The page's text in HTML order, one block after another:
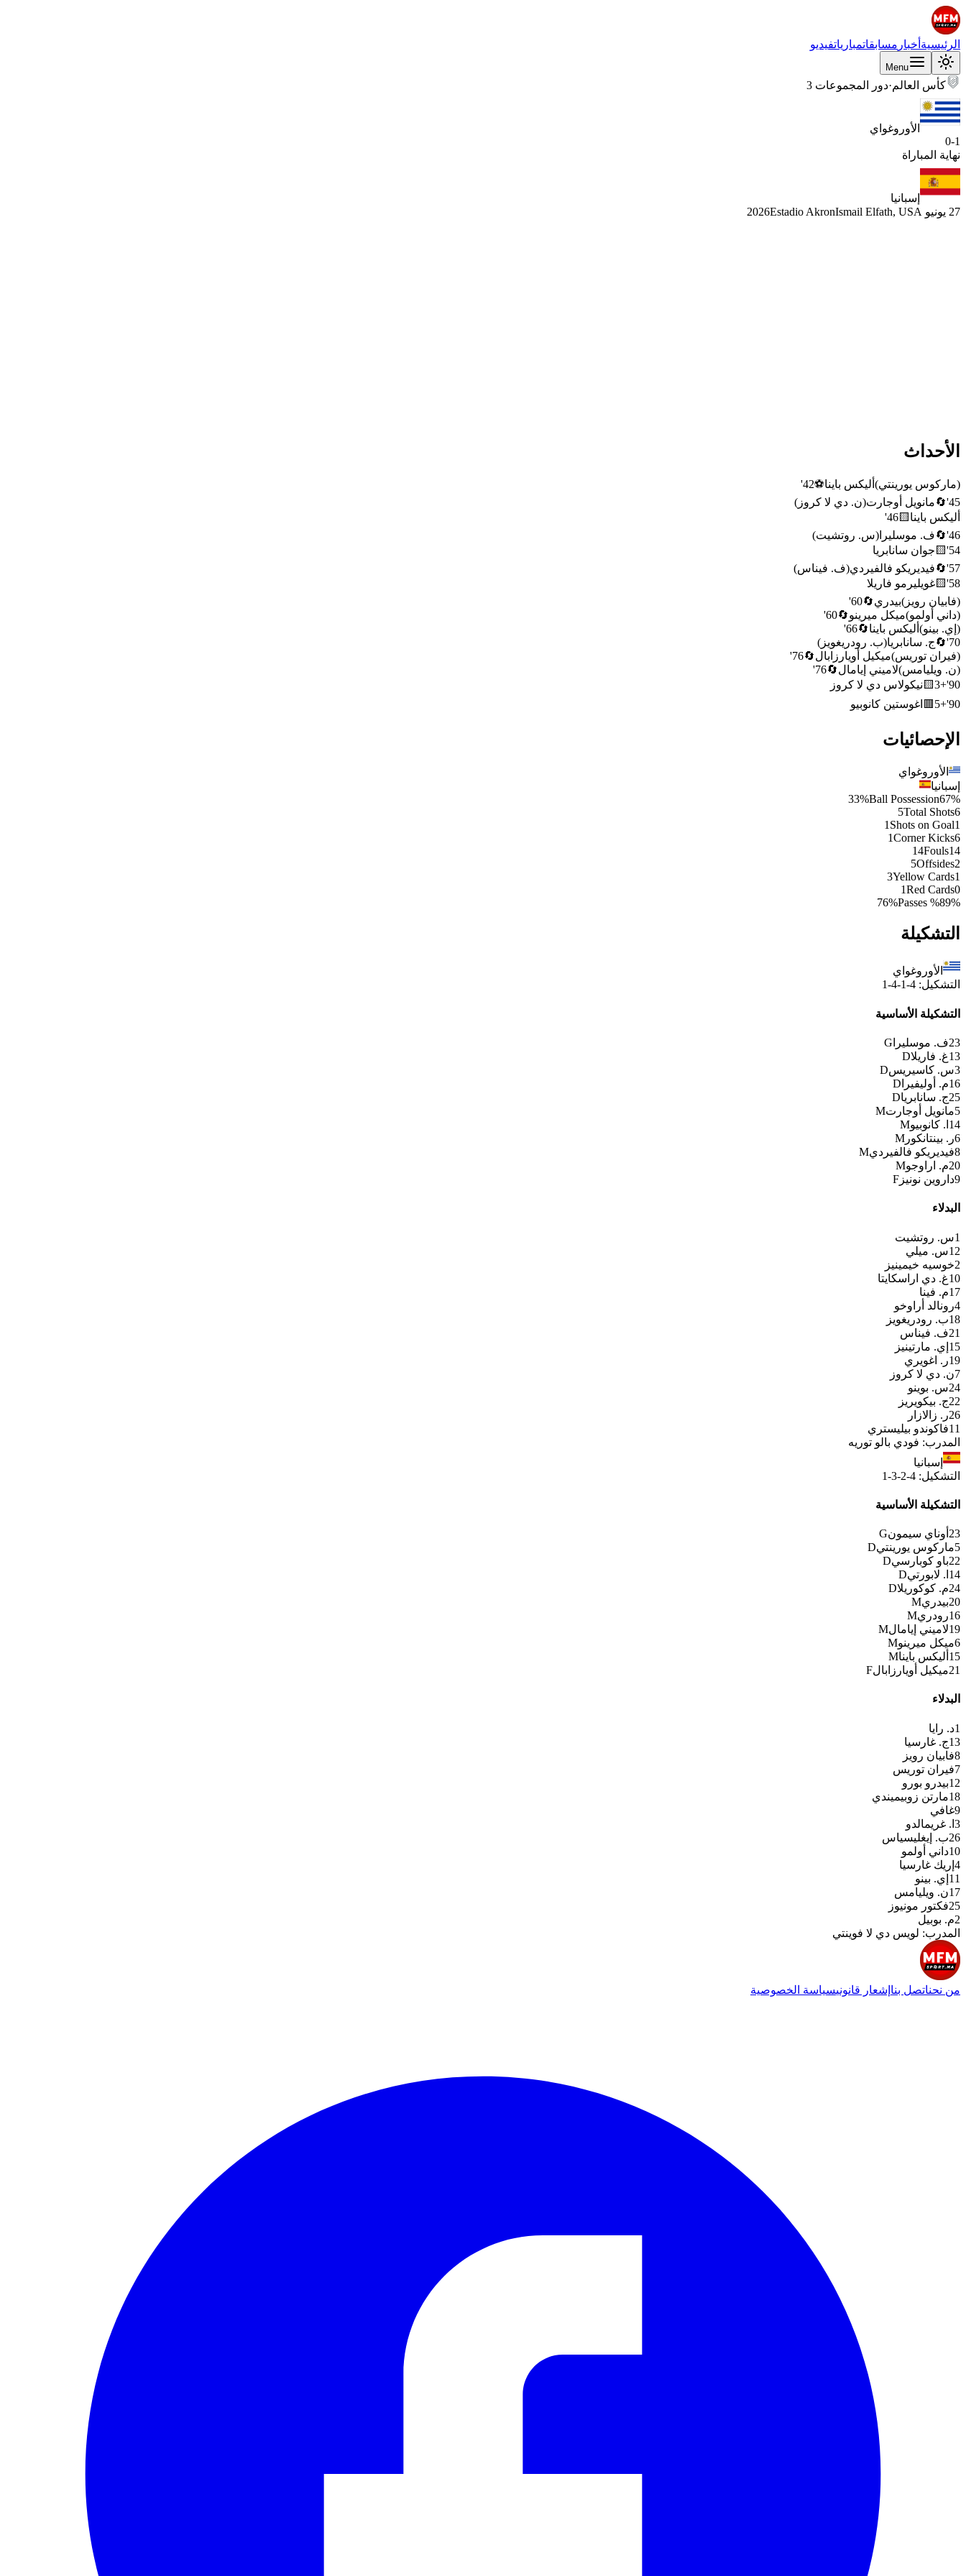
الرئيسية أخبار مسابقاتمبارياتفيديو
Menu
كأس العالم·دور المجموعات 3
الأوروغواي
0-1
نهاية المباراة
إسبانيا
27 يونيو 2026
Estadio AkronIsmail Elfath, USA
الأحداث
(ماركوس يورينتي) أليكس باينا⚽
42
'
45
'
🔄مانويل أوجارت(ن. دي لا كروز )
أليكس باينا 🟨
46
'
46
'
🔄ف. موسليرا (س. روتشيت)
54
'
🟨 جوان سانابريا
57
'
🔄فيديريكو فالفيردي(ف. فيناس)
58
'
🟨غويليرمو فاريلا
(فابيان رويز )بيدري🔄
60
'
(داني أولمو)ميكل ميرينو🔄
60
'
( إي. بينو) أليكس باينا🔄
66
'
70
'
🔄ج. سانابريا(ب. رودريغويز )
(فيران توريس)ميكيل أويارزابال🔄
76
'
(ن. ويليامس)لاميني إيامال🔄
76
'
90
'
+3
🟨 نيكولاس دي لا كروز
90
'
+5
🟥 اغوستين كانوبيو
الإحصائيات
الأوروغواي
إسبانيا
33%Ball Possession67%
5Total Shots6
1 Shots on Goal1
1Corner Kicks6
14Fouls14
5Offsides2
3Yellow Cards1
1Red Cards0
76%Passes %89%
التشكيلة
الأوروغواي
التشكيل:
4-1-4-1
التشكيلة الأساسية
23ف. موسليرا G
13غ. فاريلاD
3س. كاسيريسD
16م. أوليفيرا D
25ج. سانابرياD
5مانويل أوجارتM
14 ا. كانوبيوM
6ر. بينتانكور M
8فيديريكو فالفيرديM
20م. اراوجوM
9داروين نونيز F
البدلاء
1س. روتشيت
12س. ميلي
2خوسيه خيمينيز
10غ. دي اراسكايتا
17م. فينا
4رونالد أراوخو
18ب. رودريغويز
21ف. فيناس
15 إي. مارتينيز
19ر. اغويري
7ن. دي لا كروز
24س. بوينو
22ج. بيكويريز
26ر. زالازار
11فاكوندو بيليستري
المدرب: فودي بالو توريه
إسبانيا
التشكيل:
4-2-3-1
التشكيلة الأساسية
23 أوناي سيمونG
5ماركوس يورينتيD
22باو كوبارسيD
14 ا. لابورتيD
24م. كوكوريلاD
20بيدريM
16رودريM
19لاميني إيامالM
6ميكل ميرينوM
15 أليكس بايناM
21ميكيل أويارزابالF
البدلاء
1د. رايا
13ج. غارسيا
8فابيان رويز
7فيران توريس
12بيدرو بورو
18مارتن زوبيميندي
9غافي
3 ا. غريمالدو
26ب. إيغليسياس
10داني أولمو
4 إريك غارسيا
11 إي. بينو
17ن. ويليامس
25فكتور مونيوز
2م. بوبيل
المدرب: لويس دي لا فوينتي
من نحناتصل بنا إشعار قانونيسياسة الخصوصية